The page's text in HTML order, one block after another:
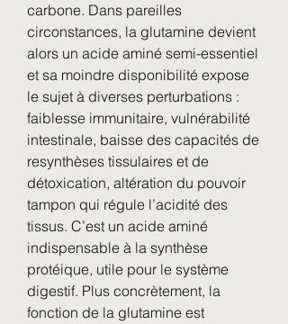
carbone. Dans pareilles
circonstances, la glutamine devient
alors un acide aminé semi-essentiel
et sa moindre disponibilité expose
le sujet à diverses perturbations :
faiblesse immunitaire, vulnérabilité
intestinale, baisse des capacités de
resynthèses tissulaires et de
détoxication, altération du pouvoir
tampon qui régule l’acidité des
tissus. C’est un acide aminé
indispensable à la synthèse
protéique, utile pour le système
digestif. Plus concrètement, la
fonction de la glutamine est